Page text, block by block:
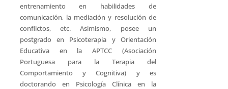
entrenamiento en habilidades de
comunicación, la mediación y resolución de
conflictos, etc. Asimismo, posee un
postgrado en Psicoterapia y Orientación
Educativa en la APTCC (Asociación
Portuguesa para la Terapia del
Comportamiento y Cognitiva) y es
doctorando en Psicología Clínica en la